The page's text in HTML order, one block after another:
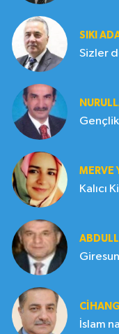
SIKI
Sizler
MERVE
Kalıcı
İslam